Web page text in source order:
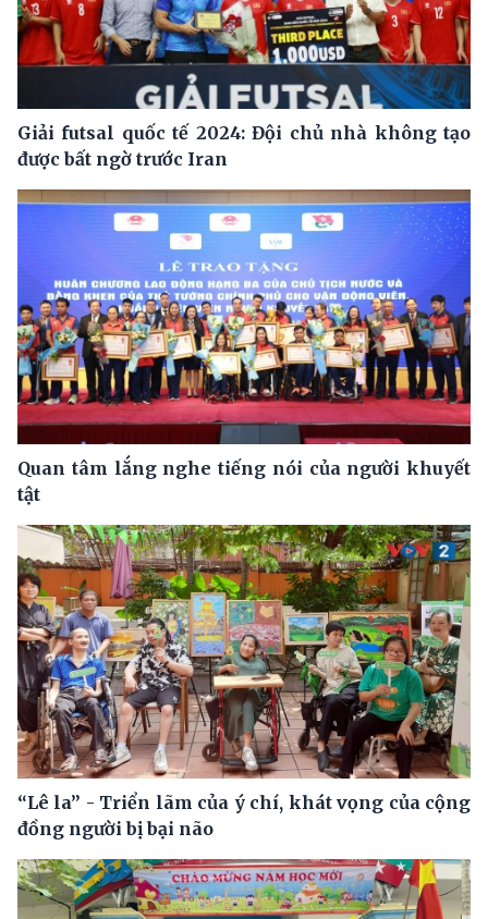
Giải futsal quốc tế 2024: Đội chủ nhà không tạo
được bất ngờ trước Iran
Quan tâm lắng nghe tiếng nói của người khuyết
tật
“Lê la” - Triển lãm của ý chí, khát vọng của cộng
đồng người bị bại não